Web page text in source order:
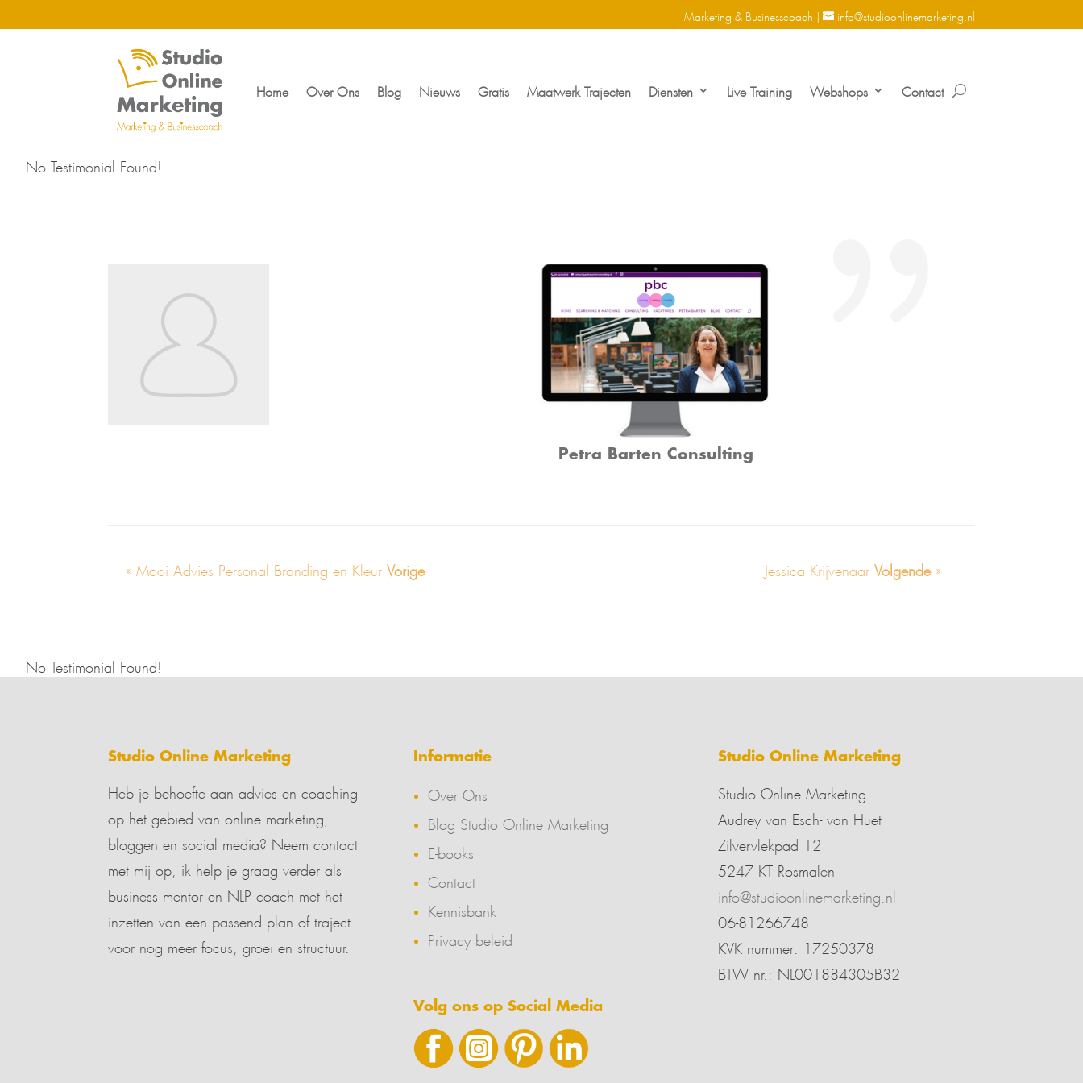
Marketing & Businesscoach | info@studioonlinemarketing.nl
Home Over Ons Blog Nieuws Gratis Maatwerk Trajecten Diensten Live Training Webshops Contact
No Testimonial Found!
Petra Barten Consulting
« Mooi Advies Personal Branding en KleurVorige Jessica Krijvenaar Volgende»
No Testimonial Found!
Studio Online Marketing
Heb je behoefte aan advies en coaching
op het gebied van online marketing,
bloggen en social media? Neem contact
met mij op, ik help je graag verder als
business mentor en NLP coach met het
inzetten van een passend plan of traject
voor nog meer focus, groei en structuur.
Informatie
Over Ons
Blog Studio Online Marketing
E-books
Contact
Kennisbank
Privacy beleid
Volg ons op Social Media
Studio Online Marketing
Studio Online Marketing
Audrey van Esch- van Huet
Zilvervlekpad 12
5247 KT Rosmalen
info@studioonlinemarketing.nl
06-81266748
KVK nummer: 17250378
BTW nr.: NL001884305B32